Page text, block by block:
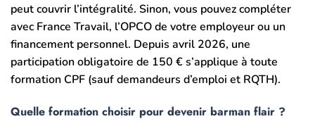
peut couvrir l’intégralité. Sinon, vous pouvez compléter
avec France Travail, l’OPCO de votre employeur ou un
financement personnel. Depuis avril 2026, une
participation obligatoire de 150 € s’applique à toute
formation CPF (sauf demandeurs d’emploi et RQTH).
Quelle formation choisir pour devenir barman flair ?